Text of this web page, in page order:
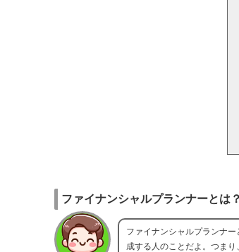
ファイナンシャルプランナーとは？
ファイナンシャルプランナ
成する人のことだよ。つまり